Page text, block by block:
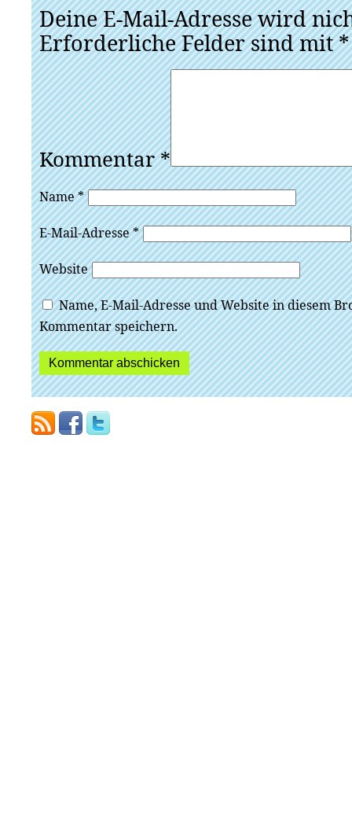
Deine E-Mail-Adresse wird
Erforderliche Felder sind mit*
Kommentar*
Name*
E-Mail-Adresse*
Website
Name, E-Mail-Adresse und Website in diesem
Kommentar speichern.